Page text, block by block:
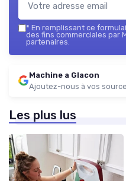
* En remplissant ce
des fins commerciales par
partenaires.
Machine a Glacon
Ajoutez-nous à vos
Les plus lus